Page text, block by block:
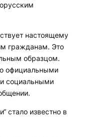
настоящему
гражданам. Это
образцом.
официальными
социальными
стало известно в